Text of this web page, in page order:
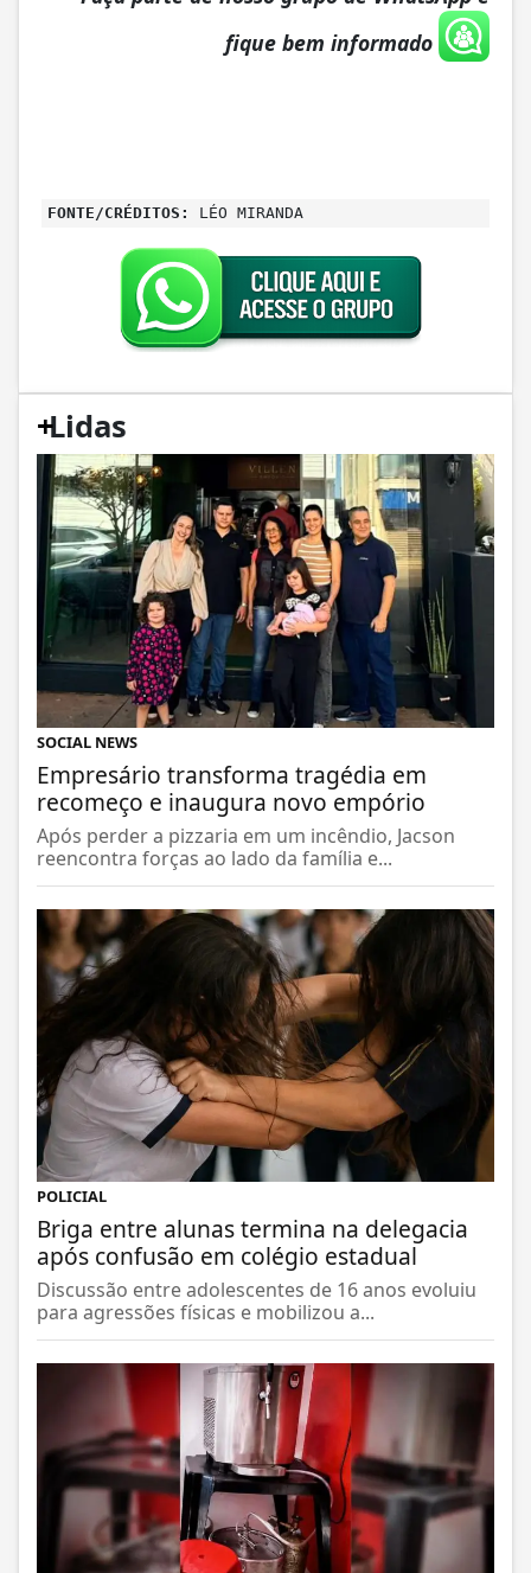
fique bem informado
FONTE/CRÉDITOS: LÉO MIRANDA
+
Lidas
SOCIAL NEWS
Empresário transforma tragédia em
recomeço e inaugura novo empório
Após perder a pizzaria em um incêndio, Jacson
reencontra forças ao lado da família e...
POLICIAL
Briga entre alunas termina na delegacia
após confusão em colégio estadual
Discussão entre adolescentes de 16 anos evoluiu
para agressões físicas e mobilizou a...